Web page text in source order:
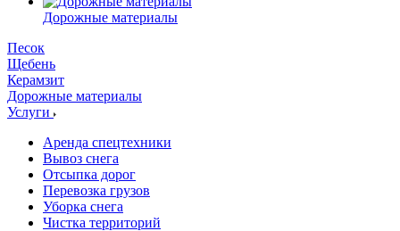
Дорожные материалы
Песок
Щебень
Керамзит
Дорожные материалы
Услуги
Аренда спецтехники
Вывоз снега
Отсыпка дорог
Перевозка грузов
Уборка снега
Чистка территорий